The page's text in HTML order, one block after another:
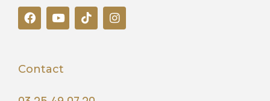
Contact